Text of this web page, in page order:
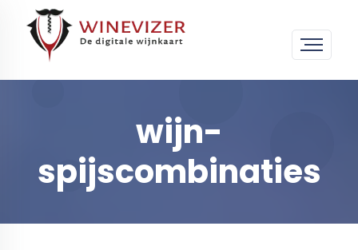
wijn-
spijscombinaties